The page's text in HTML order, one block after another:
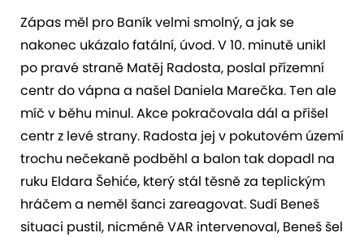
Zápas měl pro Baník velmi smolný, a jak se
nakonec ukázalo fatální, úvod. V 10. minutě unikl
po pravé straně Matěj Radosta, poslal přízemní
centr do vápna a našel Daniela Marečka. Ten ale
míč v běhu minul. Akce pokračovala dál a přišel
centr z levé strany. Radosta jej v pokutovém území
trochu nečekaně podběhl a balon tak dopadl na
ruku Eldara Šehiće, který stál těsně za teplickým
hráčem a neměl šanci zareagovat. Sudí Beneš
situaci pustil, nicméně VAR intervenoval, Beneš šel